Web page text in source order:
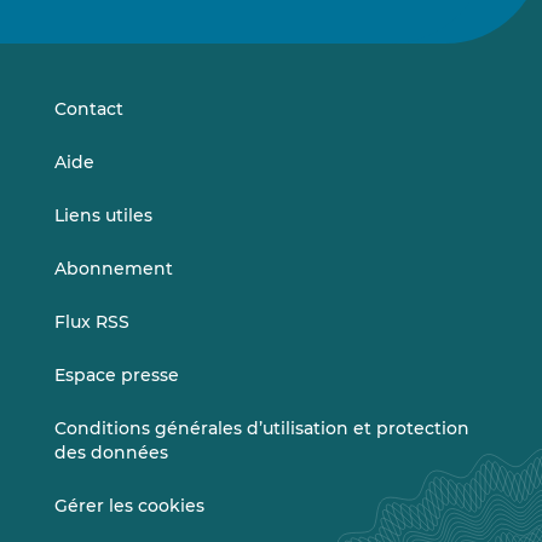
sursur
Contact
Aide
Liens utiles
Abonnement
Flux RSS
Espace presse
Conditions générales d’utilisation et protection
des données
Gérer les cookies